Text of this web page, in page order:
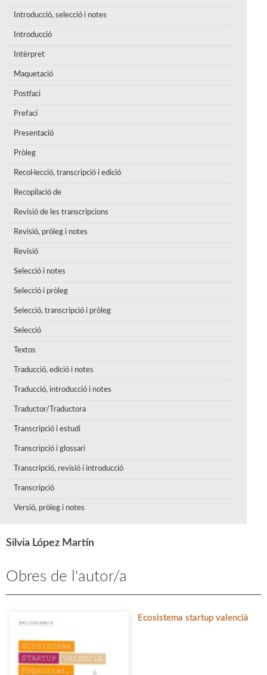
Introducció, selecció i notes
Introducció
Intèrpret
Maquetació
Postfaci
Prefaci
Presentació
Pròleg
Recol·lecció, transcripció i edició
Recopilació de
Revisió de les transcripcions
Revisió, pròleg i notes
Revisió
Selecció i notes
Selecció i pròleg
Selecció, transcripció i pròleg
Selecció
Textos
Traducció, edició i notes
Traducció, introducció i notes
Traductor/Traductora
Transcripció i estudi
Transcripció i glossari
Transcripció, revisió i introducció
Transcripció
Versió, pròleg i notes
Silvia López Martín
Obres de l'autor/a
Ecosistema startup valencià